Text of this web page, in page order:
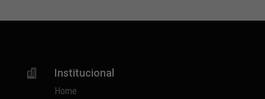
 Institucional
Home